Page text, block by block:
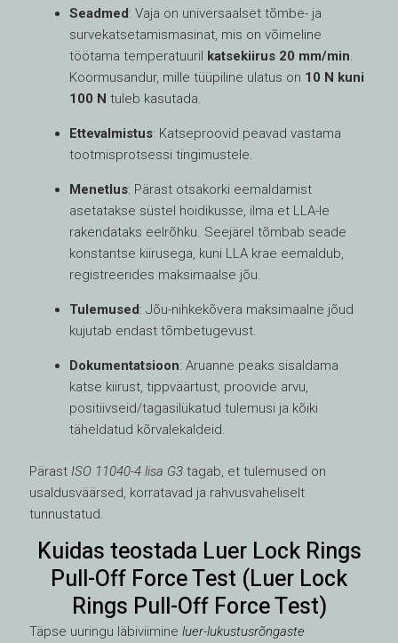
Seadmed: Vaja on universaalset tõmbe- ja
survekatsetamismasinat, mis on võimeline
töötama temperatuuril katsekiirus 20 mm/min.
Koormusandur, mille tüüpiline ulatus on 10 N kuni
100 N tuleb kasutada.
Ettevalmistus: Katseproovid peavad vastama
tootmisprotsessi tingimustele.
Menetlus: Pärast otsakorki eemaldamist
asetatakse süstel hoidikusse, ilma et LLA-le
rakendataks eelrõhku. Seejärel tõmbab seade
konstantse kiirusega, kuni LLA krae eemaldub,
registreerides maksimaalse jõu.
Tulemused: Jõu-nihkekõvera maksimaalne jõud
kujutab endast tõmbetugevust.
Dokumentatsioon: Aruanne peaks sisaldama
katse kiirust, tippväärtust, proovide arvu,
positiivseid/tagasilükatud tulemusi ja kõiki
täheldatud kõrvalekaldeid.
Pärast ISO 11040-4 lisa G3 tagab, et tulemused on
usaldusväärsed, korratavad ja rahvusvaheliselt
tunnustatud.
Kuidas teostada Luer Lock Rings
Pull-Off Force Test (Luer Lock
Rings Pull-Off Force Test)
Täpse uuringu läbiviimineluer-lukustusrõngaste